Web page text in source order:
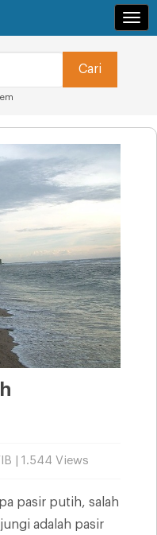
| 1.544 Views
pasir putih, salah
adalah pasir